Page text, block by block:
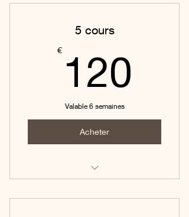
5 cours
€ 120
Valable 6 semaines
Acheter